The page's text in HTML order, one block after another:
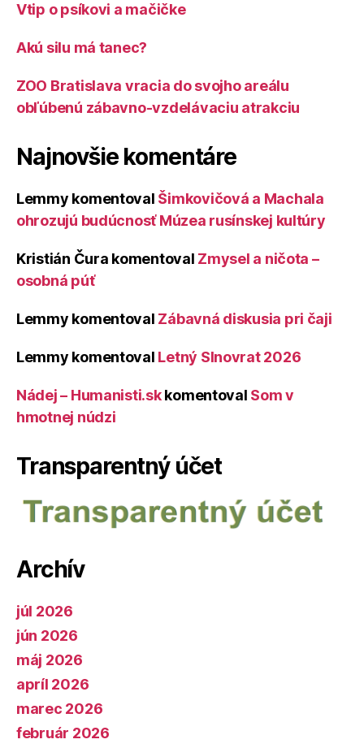
Vtip o psíkovi a mačičke
Akú silu má tanec?
ZOO Bratislava vracia do svojho areálu
obľúbenú zábavno-vzdelávaciu atrakciu
Najnovšie komentáre
Lemmy komentoval Šimkovičová a Machala
ohrozujú budúcnosť Múzea rusínskej kultúry
Kristián Čura komentoval Zmysel a ničota –
osobná púť
Lemmy komentoval Zábavná diskusia pri čaji
Lemmy komentoval Letný Slnovrat 2026
Nádej – Humanisti.skkomentoval Som v
hmotnej núdzi
Transparentný účet
Archív
júl 2026
jún 2026
máj 2026
apríl 2026
marec 2026
február 2026